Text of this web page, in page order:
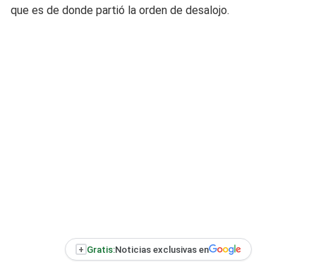
que es de donde partió la orden de desalojo.
+ Gratis:Noticias exclusivas en